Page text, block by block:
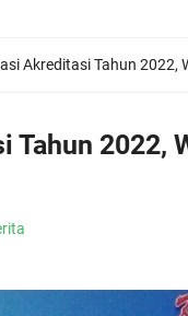
Akreditasi Tahun 2022,
2022,